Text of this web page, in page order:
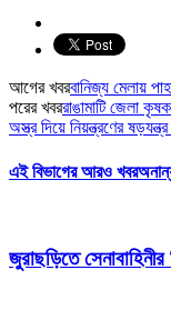
আগের খবরবানিজ্য মেলায়
পরের খবররাঙামাটি জেলা
অস্ত্র দিয়ে নিয়ন্ত্রণের
এই বিভাগের আরও খবর
জুরাছড়িতে